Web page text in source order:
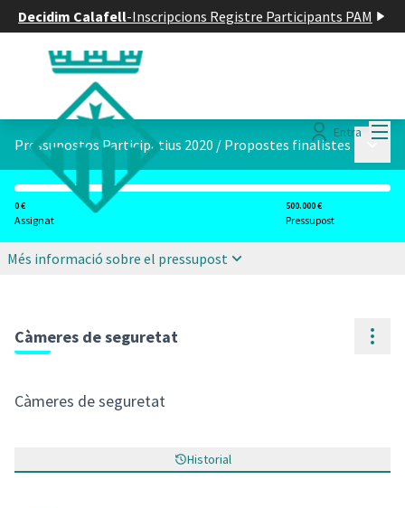
Decidim Calafell-Inscripcions Registre Participants PAM
Entra
Pressupostos Participatius 2020 / Propostes finalistes
0 €
Assignat
500.000 €
Pressupost
Més informació sobre el pressupost
Càmeres de seguretat
Càmeres de seguretat
Historial